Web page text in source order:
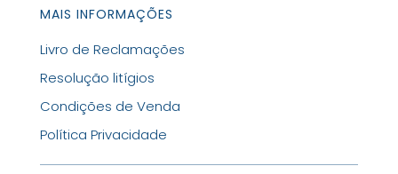
MAIS INFORMAÇÕES
Livro de Reclamações
Resolução litígios
Condições de Venda
Política Privacidade